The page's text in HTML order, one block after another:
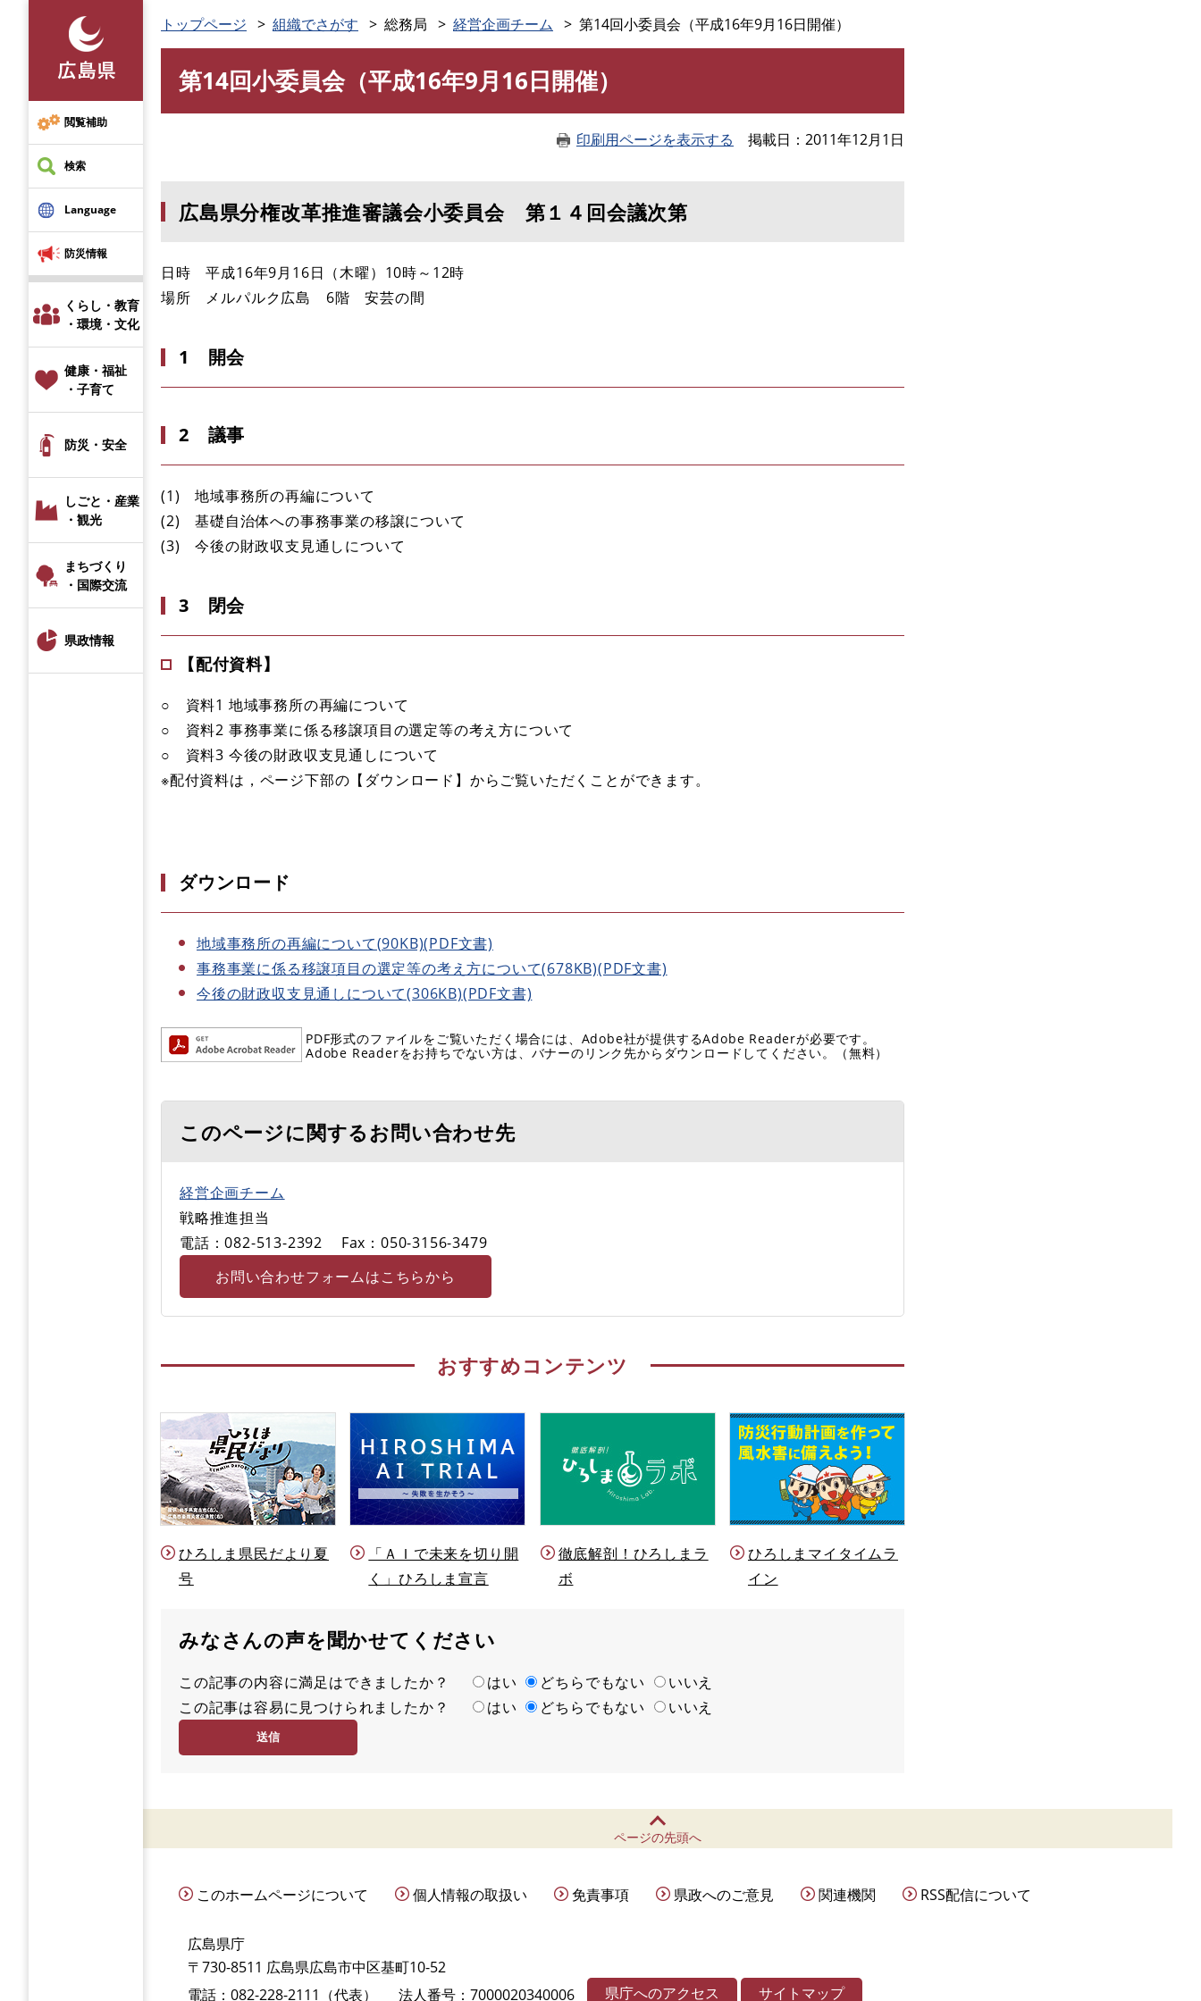
先
頭
で
す
閲覧補助
検索
Language
防災情報
くらし・教育
・環境・文化
健康・福祉
・子育て
防災・安全
しごと・産業
・観光
まちづくり
・国際交流
県政情報
トップページ 組織でさがす 総務局 経営企画チーム 第14回小委員会（平成16年9月16日開催）
第14回小委員会（平成16年9月16日開催）
印刷用ページを表示する 掲載日 2011年12月1日
広島県分権改革推進審議会小委員会 第１４回会議次第
日時 平成16年9月16日（木曜）10時～12時
場所 メルパルク広島 6階 安芸の間
1 開会
2 議事
(1) 地域事務所の再編について
(2) 基礎自治体への事務事業の移譲について
(3) 今後の財政収支見通しについて
3 閉会
【配付資料】
○ 資料1 地域事務所の再編について
○ 資料2 事務事業に係る移譲項目の選定等の考え方について
○ 資料3 今後の財政収支見通しについて
※配付資料は，ページ下部の【ダウンロード】からご覧いただくことができます。
ダウンロード
地域事務所の再編について(90KB)(PDF文書)
事務事業に係る移譲項目の選定等の考え方について(678KB)(PDF文書)
今後の財政収支見通しについて(306KB)(PDF文書)
PDF形式のファイルをご覧いただく場合には、Adobe社が提供するAdobe Readerが必要です。
Adobe Readerをお持ちでない方は、バナーのリンク先からダウンロードしてください。（無料）
このページに関するお問い合わせ先
経営企画チーム
戦略推進担当
電話：082-513-2392
Fax：050-3156-3479
お問い合わせフォームはこちらから
おすすめコンテンツ
ひろしま県民だより夏
号
「ＡＩで未来を切り開
く」ひろしま宣言
徹底解剖！ひろしまラ
ボ
ひろしまマイタイムラ
イン
みなさんの声を聞かせてください
満
足
この記事の内容に満足はできましたか？ はい どちらでもない
いいえ
容
度
この記事は容易に見つけられましたか？ はい どちらでもない いいえ
ページの先頭へ
このホームページについて 個人情報の取扱い 免責事項 県政へのご意見 関連機関 RSS配信について
広島県庁
〒730-8511 広島県広島市中区基町10-52
電話：082-228-2111（代表）
法人番号：7000020340006 県庁へのアクセス サイトマップ